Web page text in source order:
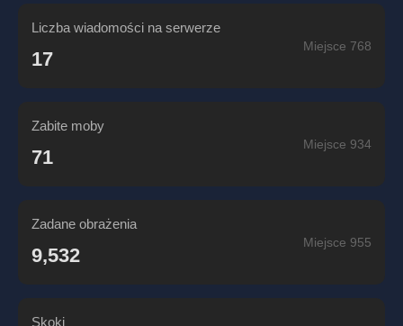
Liczba wiadomości na serwerze
17
Miejsce 768
Zabite moby
71
Miejsce 934
Zadane obrażenia
9,532
Miejsce 955
Skoki